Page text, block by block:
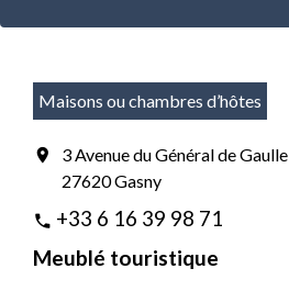
Maisons ou chambres d’hôtes
location_on
3 Avenue du Général de Gaulle
27620 Gasny
phone +33 6 16 39 98 71
Meublé touristique